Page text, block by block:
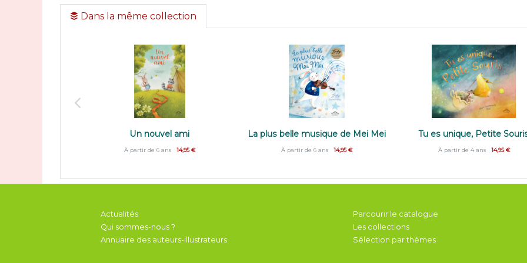
Dans la même collection
Un nouvel ami
À partir de 6 ans 14,95 €
La plus belle musique de Mei Mei
À partir de 6 ans 14,95 €
Tu es unique, Petite
À partir de 4 ans 14,95 €
Actualités
Qui sommes-nous ?
Annuaire des auteurs-illustrateurs
Parcourir le catalogue
Les collections
Sélection par thèmes